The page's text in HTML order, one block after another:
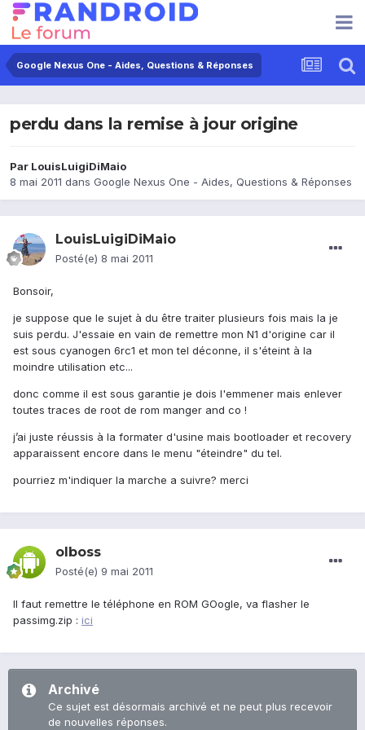
Google Nexus One - Aides, Questions & Réponses
perdu dans la remise à jour origine
Par LouisLuigiDiMaio
8 mai 2011 dans Google Nexus One - Aides, Questions & Réponses
LouisLuigiDiMaio
Posté(e) 8 mai 2011
Bonsoir,
je suppose que le sujet à du être traiter plusieurs fois mais la je
suis perdu. J'essaie en vain de remettre mon N1 d'origine car il
est sous cyanogen 6rc1 et mon tel déconne, il s'éteint à la
moindre utilisation etc...
donc comme il est sous garantie je dois l'emmener mais enlever
toutes traces de root de rom manger and co !
j’ai juste réussis à la formater d'usine mais bootloader et recovery
apparaissent encore dans le menu "éteindre" du tel.
pourriez m'indiquer la marche a suivre? merci
olboss
Posté(e) 9 mai 2011
Il faut remettre le téléphone en ROM GOogle, va flasher le
passimg.zip : ici
Archivé
Ce sujet est désormais archivé et ne peut plus recevoir
de nouvelles réponses.